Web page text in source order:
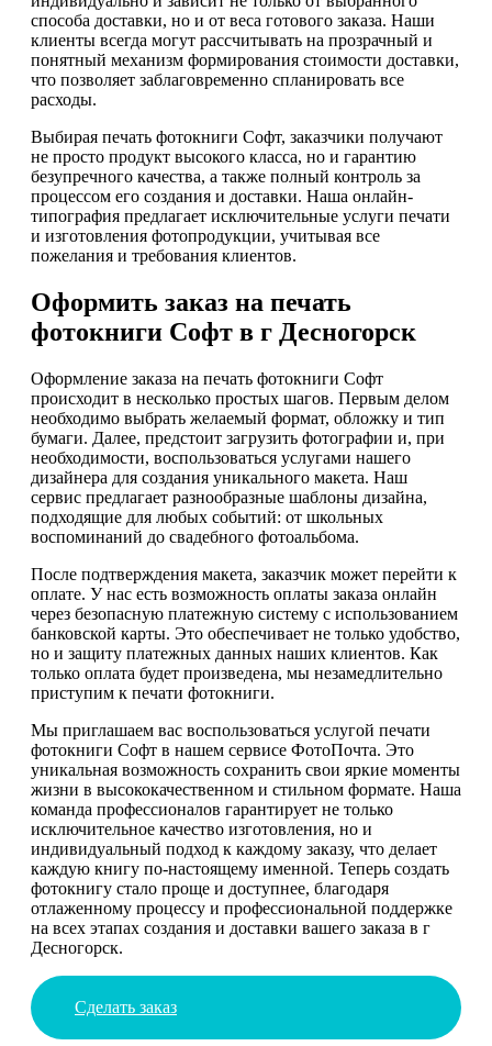
способа доставки, но и от веса готового заказа. Наши
клиенты всегда могут рассчитывать на прозрачный и
понятный механизм формирования стоимости доставки,
что позволяет заблаговременно спланировать все
расходы.
Выбирая печать фотокниги Софт, заказчики получают
не просто продукт высокого класса, но и гарантию
безупречного качества, а также полный контроль за
процессом его создания и доставки. Наша онлайн-
типография предлагает исключительные услуги печати
и изготовления фотопродукции, учитывая все
пожелания и требования клиентов.
Оформить заказ на печать
фотокниги Софт в г Десногорск
Оформление заказа на печать фотокниги Софт
происходит в несколько простых шагов. Первым делом
необходимо выбрать желаемый формат, обложку и тип
бумаги. Далее, предстоит загрузить фотографии и, при
необходимости, воспользоваться услугами нашего
дизайнера для создания уникального макета. Наш
сервис предлагает разнообразные шаблоны дизайна,
подходящие для любых событий: от школьных
воспоминаний до свадебного фотоальбома.
После подтверждения макета, заказчик может перейти к
оплате. У нас есть возможность оплаты заказа онлайн
через безопасную платежную систему с использованием
банковской карты. Это обеспечивает не только удобство,
но и защиту платежных данных наших клиентов. Как
только оплата будет произведена, мы незамедлительно
приступим к печати фотокниги.
Мы приглашаем вас воспользоваться услугой печати
фотокниги Софт в нашем сервисе ФотоПочта. Это
уникальная возможность сохранить свои яркие моменты
жизни в высококачественном и стильном формате. Наша
команда профессионалов гарантирует не только
исключительное качество изготовления, но и
индивидуальный подход к каждому заказу, что делает
каждую книгу по-настоящему именной. Теперь создать
фотокнигу стало проще и доступнее, благодаря
отлаженному процессу и профессиональной поддержке
на всех этапах создания и доставки вашего заказа в г
Десногорск.
Сделать заказ